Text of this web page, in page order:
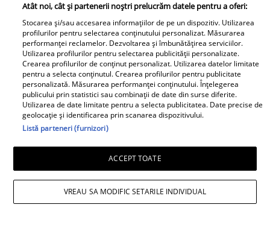
Atât noi, cât și partenerii noștri prelucrăm datele pentru a oferi:
Stocarea și/sau accesarea informațiilor de pe un dispozitiv. Utilizarea
profilurilor pentru selectarea conținutului personalizat. Măsurarea
performanței reclamelor. Dezvoltarea și îmbunătățirea serviciilor.
Utilizarea profilurilor pentru selectarea publicității personalizate.
Crearea profilurilor de conținut personalizat. Utilizarea datelor limitate
pentru a selecta conținutul. Crearea profilurilor pentru publicitate
personalizată. Măsurarea performanței conținutului. Înțelegerea
publicului prin statistici sau combinații de date din surse diferite.
Utilizarea de date limitate pentru a selecta publicitatea. Date precise de
geolocație și identificarea prin scanarea dispozitivului.
Listă parteneri (furnizori)
ACCEPT TOATE
VREAU SA MODIFIC SETARILE INDIVIDUAL